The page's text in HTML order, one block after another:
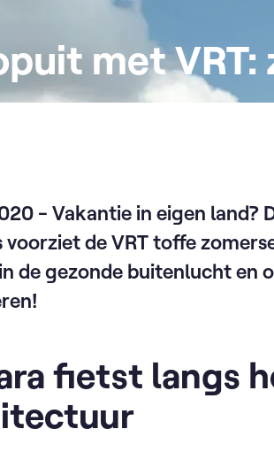
met VRT:
- Vakantie in eigen land?
voorziet de VRT toffe
de gezonde buitenlucht en
fietst langs